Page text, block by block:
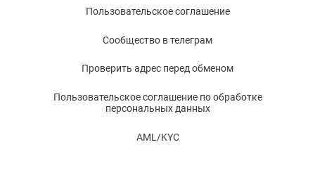
Пользовательское соглашение
Сообщество в телеграм
Проверить адрес перед обменом
Пользовательское соглашение по обработке
персональных данных
AML/KYC